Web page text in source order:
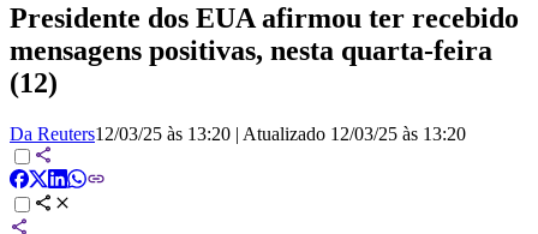
Presidente dos EUA afirmou ter recebido
mensagens positivas, nesta quarta-feira
(12)
Da Reuters12/03/25 às 13:20 | Atualizado 12/03/25 às 13:20